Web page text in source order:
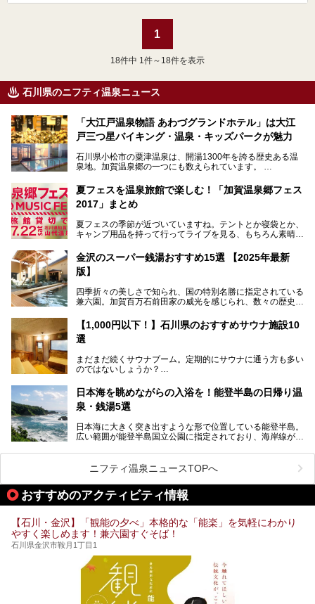
1
18件中 1件～18件を表示
石川県のニフティ温泉ニュース
「大江戸温泉物語 あわづグランドホテル」は大江
戸三つ星バイキング・温泉・キッズパークが魅力
石川県小松市の粟津温泉は、開湯1300年を誇る歴史ある温
泉地。加賀温泉郷の一つにも数えられています。
その粟津温泉に建つ「大江戸温泉物語 あわづグランドホテ
ル」（以下、あわづグランドホテル）は客室数97室のホテ
ルで、昨年2024年12月に露天風呂を新設。充実したキッズ
2025年7月からは「大江戸三つ星バイキング」がスタート！
───
提供元：大江戸温泉物語ホテルズ＆リゾーツ株式会社【P
この記事は大江戸温泉物語 あわづグランドホテルのPR記事
です。
夏フェスを温泉旅館で楽しむ！「加賀温泉郷フェス
2017」まとめ
夏フェスの季節が近づいていますね。テントとか寝袋とか、
キャンプ用品を持って行ってライブを見る、もちろん素晴ら
いやでもね、暑いし汗や砂埃でドロドロになるしうるさくて
夜は寝られないし、若い時はそういうのが良かったんですけ
今、もうちょっと気楽なフェスはないかな、と探してたらあ
りましたよ！
「加賀温泉郷フェス 2017」が石川県・山代温泉の瑠璃光を
全館貸し切って開催！
れちゃう！なんということでしょう！！
金沢のスーパー銭湯おすすめ15選 【2025年最新
版】
四季折々の美しさで知られ、国の特別名勝に指定されている
兼六園。加賀百万石前田家の威光を感じられ、数々の歴史的
ア。国内でも特に人気の観光地の1つです。北陸新幹線で東
京から約2時間30分と、首都圏からアクセスしやすい立地も
魅力ですね。
り、観光に加えて温泉もぜひ楽しみたいところ。金沢エリア
でおすすめのスーパー銭湯をご紹介します。
【1,000円以下！】石川県のおすすめサウナ施設10
選
まだまだ続くサウナブーム。定期的にサウナに通う方も多い
のではないしょうか？
今回はそんなサウナによく行く人もこれから楽しむ人も格安
で楽しめるサウナを紹介します。
など、種類豊富ですよ。
日本海を眺めながらの入浴を！能登半島の日帰り温
泉・銭湯5選
日本海に大きく突き出すような形で位置している能登半島。
広い範囲が能登半島国立公園に指定されており、海岸線が作
車で行くのがオススメですが、ドライブの際にぜひ一緒に楽
しんでいただきたいのが温泉です。絶景を眺めながらつかる
温泉は最高ですよ！ 今回はそんな能登の温泉を5つご紹介
します。
ニフティ温泉ニュースTOPへ
おすすめのアクティビティ情報
【石川・金沢】「観能の夕べ」本格的な「能楽」を気軽にわかり
やすく楽しめます！兼六園すぐそば！
石川県金沢市鞍月1丁目1